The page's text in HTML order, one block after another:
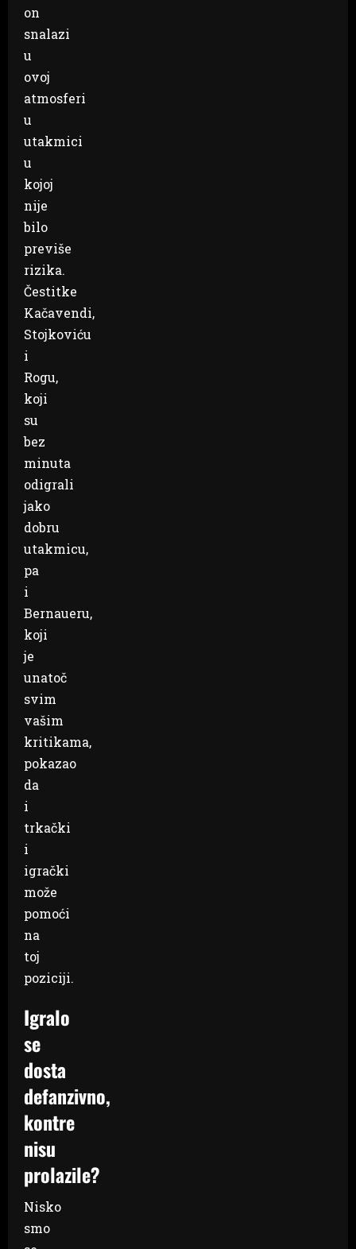
on
snalazi
u
ovoj
atmosferi
u
utakmici
u
kojoj
nije
bilo
previše
rizika.
Čestitke
Kačavendi,
Stojkoviću
i
Rogu,
koji
su
bez
minuta
odigrali
jako
dobru
utakmicu,
pa
i
Bernaueru,
koji
je
unatoč
svim
vašim
kritikama,
pokazao
da
i
trkački
i
igrački
može
pomoći
na
toj
poziciji.
Igralo
se
dosta
defanzivno,
kontre
nisu
prolazile?
Nisko
smo